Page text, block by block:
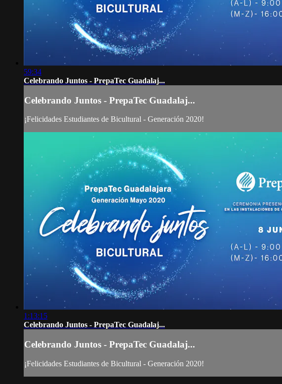
59:34
Celebrando Juntos - PrepaTec Guadalaj...
Celebrando Juntos - PrepaTec Guadalaj...
¡Felicidades Estudiantes de Bicultural - Generación 2020!
1:13:15
Celebrando Juntos - PrepaTec Guadalaj...
Celebrando Juntos - PrepaTec Guadalaj...
¡Felicidades Estudiantes de Bicultural - Generación 2020!